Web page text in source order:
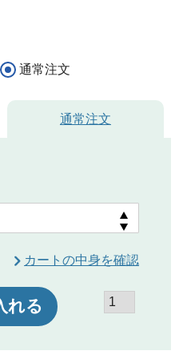
通常注文
通常注文
カートの中身を確認
れる